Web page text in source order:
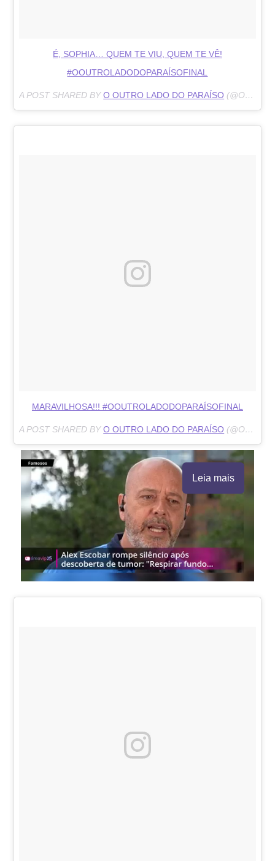
É, SOPHIA… QUEM TE VIU, QUEM TE VÊ!
#OOUTROLADODOPARAÍSOFINAL
A POST SHARED BYO OUTRO LADO DO PARAÍSO (@OOUTROOLADODOPARAISO) ON
MARAVILHOSA!!! #OOUTROLADODOPARAÍSOFINAL
A POST SHARED BYO OUTRO LADO DO PARAÍSO (@OOUTROOLADODOPARAISO) ON
Leia mais